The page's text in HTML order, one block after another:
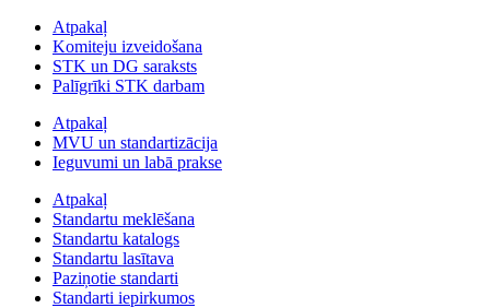
Atpakaļ
Komiteju izveidošana
STK un DG saraksts
Palīgrīki STK darbam
Atpakaļ
MVU un standartizācija
Ieguvumi un labā prakse
Atpakaļ
Standartu meklēšana
Standartu katalogs
Standartu lasītava
Paziņotie standarti
Standarti iepirkumos